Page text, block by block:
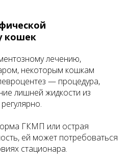
кошек
лечению,
некоторым кошкам
— процедура,
лишней жидкости из
ГКМП или острая
ей может потребоваться
стационара.